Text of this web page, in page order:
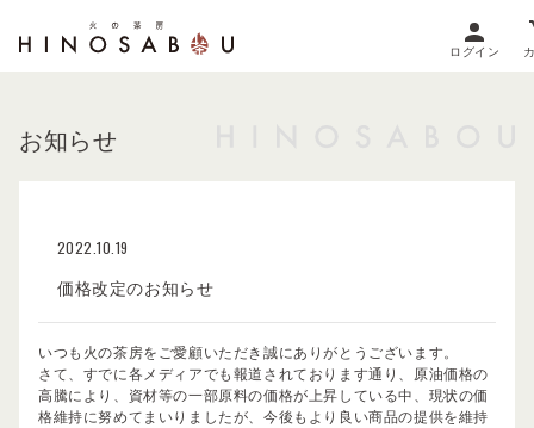
ログイン
お知らせ
2022.10.19
価格改定のお知らせ
いつも火の茶房をご愛顧いただき誠にありがとうございます。
さて、すでに各メディアでも報道されております通り、原油価格の
高騰により、資材等の一部原料の価格が上昇している中、現状の価
格維持に努めてまいりましたが、今後もより良い商品の提供を維持